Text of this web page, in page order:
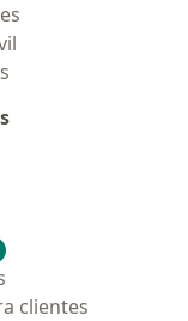
clientes